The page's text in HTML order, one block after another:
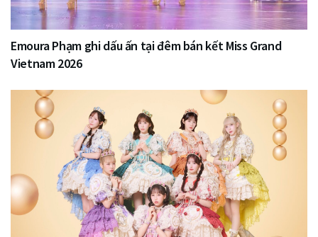
Emoura Phạm ghi dấu ấn tại đêm bán kết Miss Grand
Vietnam 2026